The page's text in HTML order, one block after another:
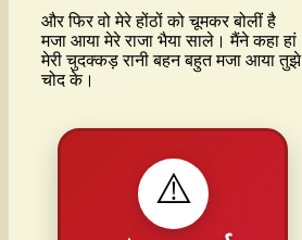
और फिर वो मेरे होंठों को चूमकर बोलीं है
मजा आया मेरे राजा भैया साले। मैंने कहा हां
मेरी चुदक्कड़ रानी बहन बहुत मजा आया तुझे
चोद के।
⚠️